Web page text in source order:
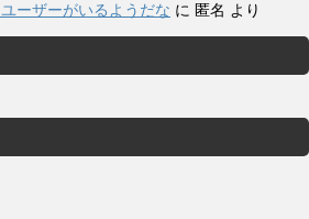
ーザーがいるようだな に 匿名 より